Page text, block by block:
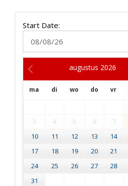
Start Date:
augustus 2026
ma di wo do vr
3
4 5 6 7
10
11 12 13 14
17
18 19 20 21
24
25 26 27 28
31